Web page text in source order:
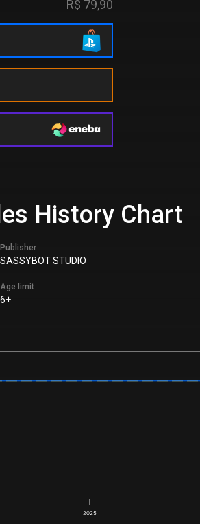
R$ 79,90
History Chart
Publisher
SASSYBOT STUDIO
Age limit
6+
2025